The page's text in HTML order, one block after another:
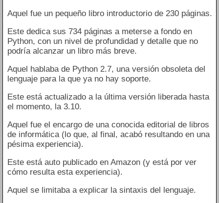
Aquel fue un pequeño libro introductorio de 230 páginas.
Este dedica sus 734 páginas a meterse a fondo en
Python, con un nivel de profundidad y detalle que no
podría alcanzar un libro más breve.
Aquel hablaba de Python 2.7, una versión obsoleta del
lenguaje para la que ya no hay soporte.
Este está actualizado a la última versión liberada hasta
el momento, la 3.10.
Aquel fue el encargo de una conocida editorial de libros
de informática (lo que, al final, acabó resultando en una
pésima experiencia).
Este está auto publicado en Amazon (y está por ver
cómo resulta esta experiencia).
Aquel se limitaba a explicar la sintaxis del lenguaje.